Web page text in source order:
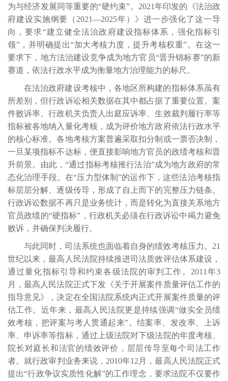
为与经济发展同等重要的“硬约束”。2021年印发的《法治政
府建设实施纲要（2021—2025年）》进一步强化了这一导
向，要求“建立健全法治政府建设指标体系，强化指标引
领”，并明确提出“加大考核力度，提升考核权重”。在这一
要求下，地方法治建设竞争成为地方官员“晋升锦标赛”的新
赛道，依法行政水平成为衡量地方治理能力的标尺。
在法治政府建设考核中，各地区所构建的指标体系虽有
所差别，但行政诉讼相关数据在其中都占据了重要位置。案
件败诉率、行政机关负责人出庭应诉率、生效裁判履行率等
指标被各地纳入量化考核，成为评价地方政府依法行政水平
的核心标准。各地考核方案普遍采取扣分制或一票否决制，
一旦某项指标不达标，便直接影响地方官员的政绩考核和晋
升前景。由此，“通过指标考核推行法治”成为地方政府的常
态化治理手段。在“压力型体制”的运作下，这些法治考核指
标层层分解、逐级传导，形成了自上而下的完整压力链条。
行政诉讼数据不再只是业务统计，而是转化为直接关系地方
官员政绩的“硬指标”，行政机关必须在行政诉讼中竭力避免
败诉，并确保判决履行。
与此同时，司法系统也面临着自身的绩效考核压力。 21
世纪以来，最高人民法院持续推进司法质效评估体系建设，
通过量化指标引导和约束各级法院的审判工作。2011年3
月，最高人民法院正式下发《关于开展案件质量评估工作的
指导意见》，决定在全国法院系统内正式开展案件质量的评
估工作。近年来，最高人民法院更是持续强调“做实全员绩
效考核，把评案与考人贯通起来”。结案率、发改率、上诉
率、申诉率等指标，通过上级法院对下级法院的年度考核、
院长对庭长和法官的绩效评价，层层传导至每个司法工作
者。就行政审判业务来说，2010年12月，最高人民法院正式
提出“行政争议实质性化解”的工作理念，要求法院不仅要作